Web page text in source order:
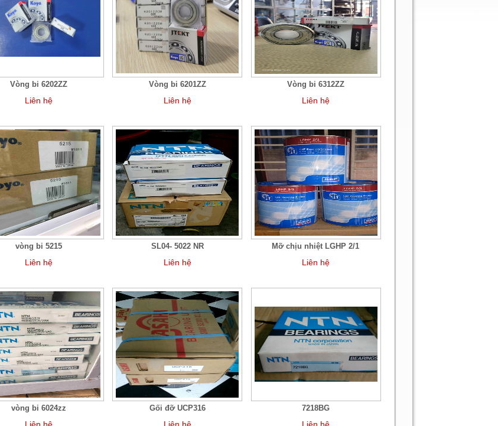
Vòng bi 6202ZZ
Liên hệ
Vòng bi 6201ZZ
Liên hệ
Vòng bi 6312ZZ
Liên hệ
vòng bi 5215
Liên hệ
SL04- 5022 NR
Liên hệ
Mỡ chịu nhiệt LGHP 2/1
Liên hệ
vòng bi 6024zz Gối đỡ UCP316 7218BG